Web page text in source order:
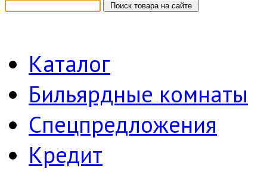
Каталог
Бильярдные комнаты
Спецпредложения
Кредит